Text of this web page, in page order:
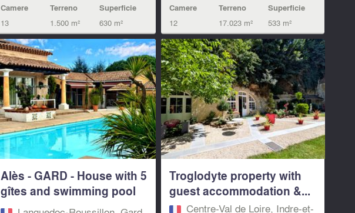
Camere
13
Terreno
1.500 m²
Superficie
630 m²
Camere
12
Terreno
17.023 m²
Superficie
533 m²
Alès - GARD - House with 5
gîtes and swimming pool
in...
Troglodyte property with
guest accommodation &...
Centre-Val de Loire, Indre-et-